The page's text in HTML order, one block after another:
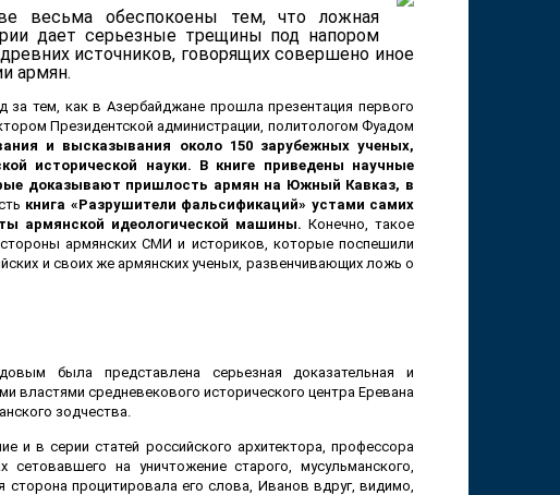
весьма обеспокоены тем, что ложная
дает серьезные трещины под напором
источников, говорящих совершено иное
армян.
тем, как в Азербайджане прошла презентация первого
Президентской администрации, политологом Фуадом
и высказывания около 150 зарубежных ученых,
исторической науки. В книге приведены научные
доказывают пришлость армян на Южный Кавказ, в
книга «Разрушители фальсификаций» устами самих
армянской идеологической машины. Конечно, такое
армянских СМИ и историков, которые поспешили
и своих же армянских ученых, развенчивающих ложь о
была представлена серьезная доказательная и
властями средневекового исторического центра Еревана
зодчества.
в серии статей российского архитектора, профессора
на уничтожение старого, мусульманского,
процитировала его слова, Иванов вдруг, видимо,